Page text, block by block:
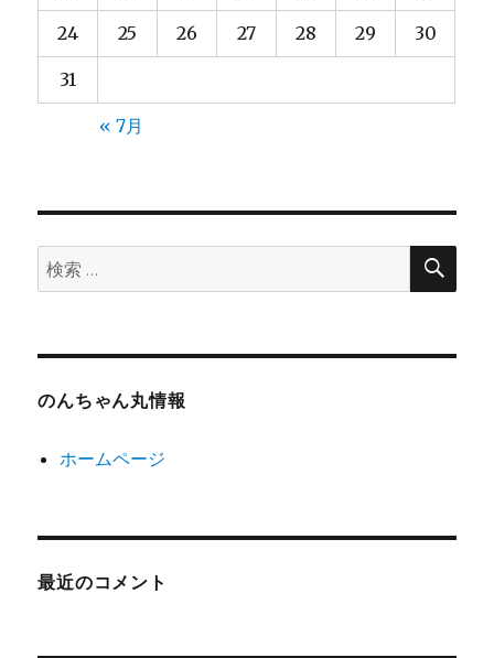
24 25 26 27 28 29 30
31
« 7月
検
索:
検
のんちゃん丸情報
ホームページ
最近のコメント